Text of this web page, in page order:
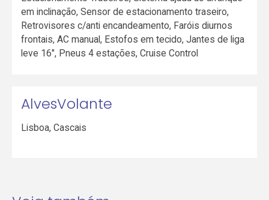
em inclinação, Sensor de estacionamento traseiro,
Retrovisores c/anti encandeamento, Faróis diurnos
frontais, AC manual, Estofos em tecido, Jantes de liga
leve 16", Pneus 4 estações, Cruise Control
AlvesVolante
Lisboa,Cascais